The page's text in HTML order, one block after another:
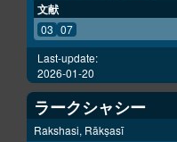
文献
03 07
Last-update:
2026-01-20
ラークシャシー
Rakshasi, Rākṣasī